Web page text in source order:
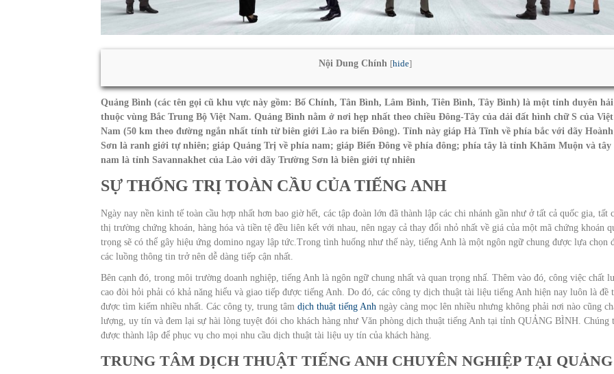
Nội Dung Chính [hide]
Quảng Bình (các tên gọi cũ khu vực này gồm: Bố Chính, Tân Bình, Lâm Bình, Tiên Bình, Tây Bình) là một tỉnh duyên hải
thuộc vùng Bắc Trung Bộ Việt Nam. Quảng Bình nằm ở nơi hẹp nhất theo chiều Đông-Tây của dải đất hình chữ S của Việt
Nam (50 km theo đường ngắn nhất tính từ biên giới Lào ra biển Đông). Tỉnh này giáp Hà Tĩnh về phía bắc với dãy Hoành
Sơn là ranh giới tự nhiên; giáp Quảng Trị về phía nam; giáp Biển Đông về phía đông; phía tây là tỉnh Khăm Muộn và tây
nam là tỉnh Savannakhet của Lào với dãy Trường Sơn là biên giới tự nhiên
SỰ THỐNG TRỊ TOÀN CẦU CỦA TIẾNG ANH
Ngày nay nền kinh tế toàn cầu hợp nhất hơn bao giờ hết, các tập đoàn lớn đã thành lập các chi nhánh gần như ở tất cả quốc gia, tất
thị trường chứng khoán, hàng hóa và tiền tệ đều liên kết với nhau, nên ngay cả thay đổi nhỏ nhất về giá của một mã chứng khoán
trọng sẽ có thể gây hiệu ứng domino ngay lập tức.Trong tình huống như thế này, tiếng Anh là một ngôn ngữ chung được lựa chọn
các luồng thông tin trở nên dễ dàng tiếp cận nhất.
Bên cạnh đó, trong môi trường doanh nghiệp, tiếng Anh là ngôn ngữ chung nhất và quan trọng nhấ. Thêm vào đó, công việc chất
cao đòi hỏi phải có khả năng hiểu và giao tiếp được tiếng Anh. Do đó, các công ty dịch thuật tài liệu tiếng Anh hiện nay luôn là đề
được tìm kiếm nhiều nhất. Các công ty, trung tâm dịch thuật tiếng Anh ngày càng mọc lên nhiều nhưng không phải nơi nào cũng
lượng, uy tín và đem lại sự hài lòng tuyệt đói cho khách hàng như Văn phòng dịch thuật tiếng Anh tại tỉnh QUẢNG BÌNH. Chúng
được thành lập để phục vụ cho mọi nhu cầu dịch thuật tài liệu uy tín của khách hàng.
TRUNG TÂM DỊCH THUẬT TIẾNG ANH CHUYÊN NGHIỆP TẠI QUẢNG